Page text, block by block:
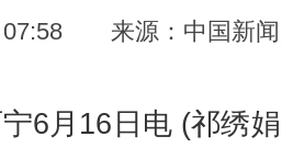
来源：中国新
月16日电 (祁绣娟